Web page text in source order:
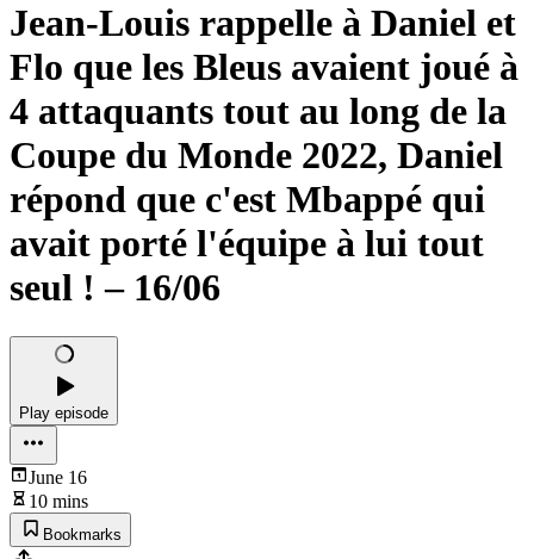
Jean-Louis rappelle à Daniel et
Flo que les Bleus avaient joué à
4 attaquants tout au long de la
Coupe du Monde 2022, Daniel
répond que c'est Mbappé qui
avait porté l'équipe à lui tout
seul ! – 16/06
Play episode
June 16
10 mins
Bookmarks